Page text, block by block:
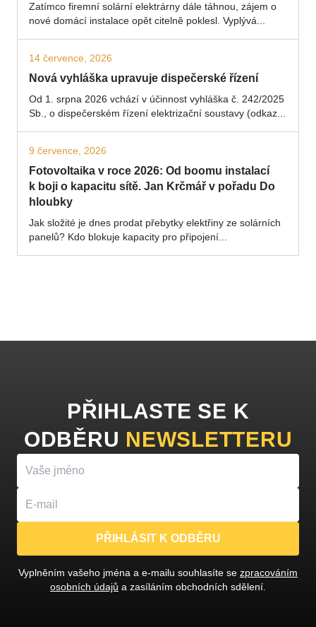
Zatímco firemní solární elektrárny dále táhnou, zájem o
nové domácí instalace opět citelně poklesl. Vyplývá...
14 července, 2026
Nová vyhláška upravuje dispečerské řízení
Od 1. srpna 2026 vchází v účinnost vyhláška č. 242/2025
Sb., o dispečerském řízení elektrizační soustavy (odkaz...
9 července, 2026
Fotovoltaika v roce 2026: Od boomu instalací
k boji o kapacitu sítě. Jan Krčmář v pořadu Do
hloubky
Jak složité je dnes prodat přebytky elektřiny ze solárních
panelů? Kdo blokuje kapacity pro připojení...
PŘIHLASTE SE K
ODBĚRU NEWSLETTERU
PŘIHLÁSIT K ODBĚRU
Vyplněním vašeho jména a e-mailu souhlasíte se zpracováním
osobních údajů a zasíláním obchodních sdělení.